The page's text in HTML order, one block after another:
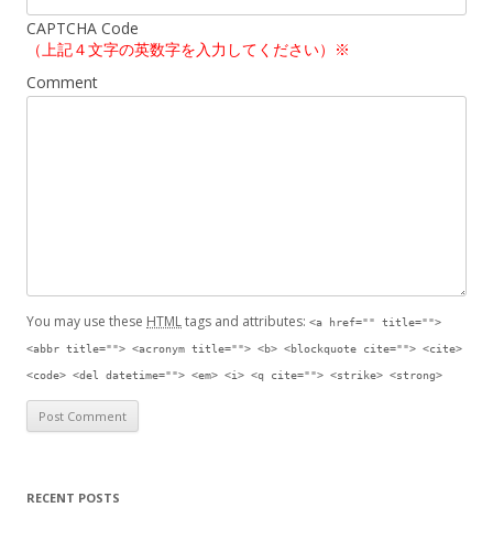
CAPTCHA Code
（上記４文字の英数字を入力してください）※
Comment
You may use these HTMLtags and attributes: <a href="" title="">
<abbr title=""> <acronym title=""> <b> <blockquote cite=""> <cite>
<code> <del datetime=""> <em> <i> <q cite=""> <strike> <strong>
RECENT POSTS